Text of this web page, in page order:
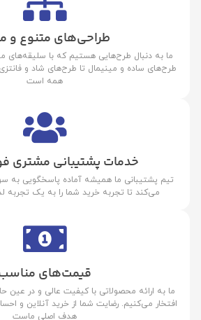
طراحی‌های متنوع و
ما به دنبال طرح‌هایی هستیم که با سلیقه‌های
طرح‌های ساده و مینیمال تا طرح‌های شاد و
همه است
خدمات پشتیبانی مشتری
تیم پشتیبانی ما همیشه آماده پاسخگویی به
می‌کند تا تجربه خرید شما را به یک
قیمت‌های
ما به ارائه محصولاتی با کیفیت عالی و در عین
افتخار می‌کنیم. رضایت شما از خرید آنلاین و
هدف اصلی ماست